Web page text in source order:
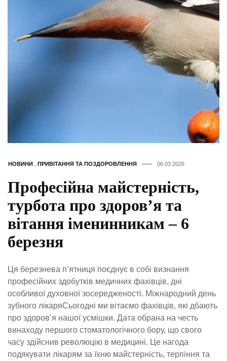
НОВИНИ ПРИВІТАННЯ ТА ПОЗДОРОВЛЕННЯ 06.03.2026
Професійна майстерність,
турбота про здоров’я та
вітання іменинникам – 6
березня
Ця березнева п’ятниця поєднує в собі визнання
професійних здобутків медичних фахівців, дні
особливої духовної зосередженості. Міжнародний день
зубного лікаряСьогодні ми вітаємо фахівців, які дбають
про здоров’я нашої усмішки. Дата обрана на честь
винаходу першого стоматологічного бору, що свого
часу здійснив революцію в медицині. Це нагода
подякувати лікарям за їхню майстерність, терпіння та